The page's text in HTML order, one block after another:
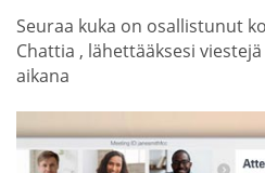
Seuraa kuka on osallistunut
Chattia , lähettääksesi
aikana